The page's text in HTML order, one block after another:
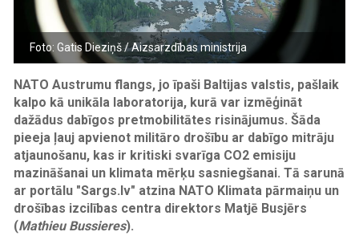
Foto: Gatis Dieziņš / Aizsarzdības ministrija
NATO Austrumu flangs, jo īpaši Baltijas valstis, pašlaik
kalpo kā unikāla laboratorija, kurā var izmēģināt
dažādus dabīgos pretmobilitātes risinājumus. Šāda
pieeja ļauj apvienot militāro drošību ar dabīgo mitrāju
atjaunošanu, kas ir kritiski svarīga CO2emisiju
mazināšanai un klimata mērķu sasniegšanai. Tā sarunā
ar portālu "Sargs.lv" atzina NATO Klimata pārmaiņu un
drošības izcilības centra direktors Matjē Busjērs
(Mathieu Bussieres).